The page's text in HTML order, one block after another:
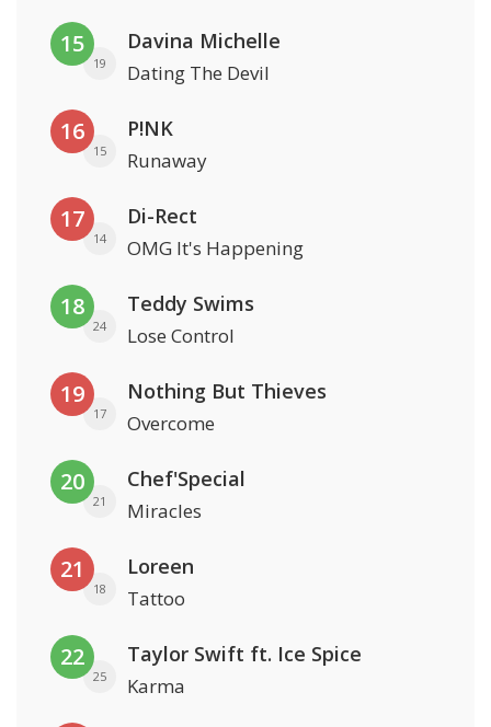
15
19
Davina Michelle
Dating The Devil
16
15
P!NK
Runaway
17
14
Di-Rect
OMG It's Happening
18
24
Teddy Swims
Lose Control
19
17
Nothing But Thieves
Overcome
20
21
Chef'Special
Miracles
21
18
Loreen
Tattoo
22
25
Taylor Swift ft. Ice Spice
Karma